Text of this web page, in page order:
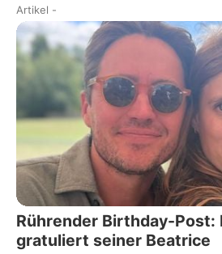
Artikel -
Rührender Birthday-Post:
gratuliert seiner Beatrice